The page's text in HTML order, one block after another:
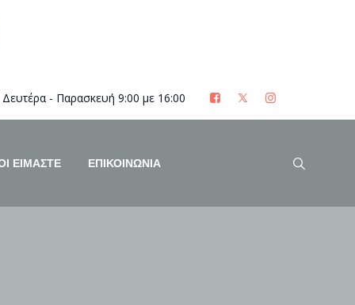
Δευτέρα - Παρασκευή 9:00 με 16:00
ΕΊΜΑΣΤΕ ΕΠΙΚΟΙΝΩΝΙΑ